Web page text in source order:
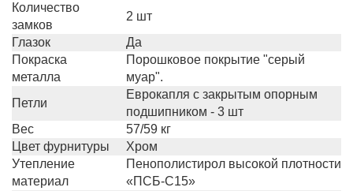
Количество
замков
2 шт
Глазок
Да
Покраска
металла
Порошковое покрытие "серый
муар".
Петли
Еврокапля с закрытым опорным
подшипником - 3 шт
Вес
57/59 кг
Цвет фурнитуры
Хром
Утепление
материал
Пенополистирол высокой плотности
«ПСБ-С15»